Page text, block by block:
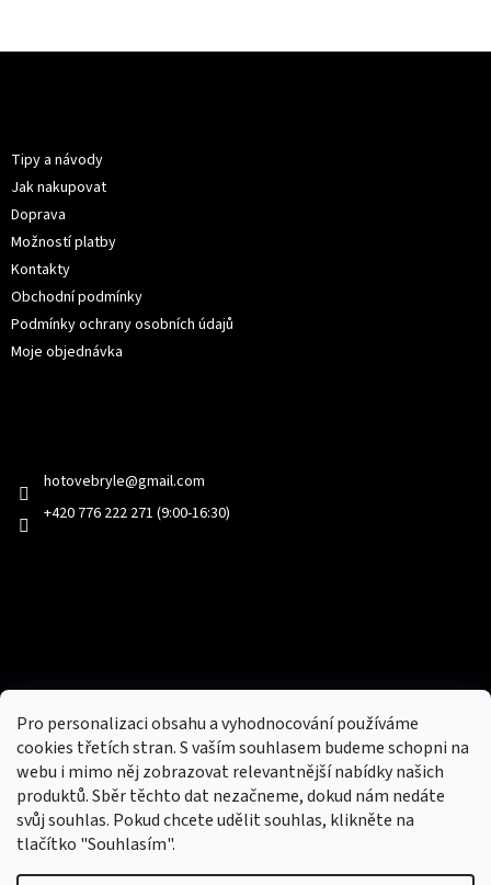
Pro personalizaci obsahu a vyhodnocování používáme
cookies třetích stran. S vaším souhlasem budeme schopni na
webu i mimo něj zobrazovat relevantnější nabídky našich
produktů. Sběr těchto dat nezačneme, dokud nám nedáte
svůj souhlas. Pokud chcete udělit souhlas, klikněte na
tlačítko "Souhlasím".
Tipy a návody
Jak nakupovat
Doprava
Možností platby
Kontakty
Obchodní podmínky
Podmínky ochrany osobních údajů
Moje objednávka
hotovebryle@gmail.com
+420 776 222 271 (9:00-16:30)
Nový obchod s batohy, cestovními zavazadly, tašky a peněženky